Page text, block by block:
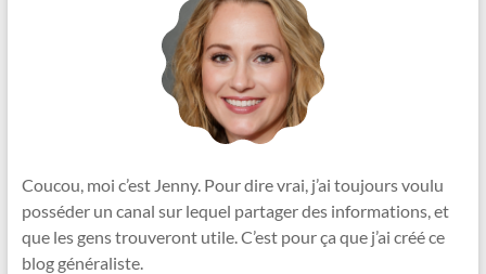
Coucou, moi c’est Jenny. Pour dire vrai, j’ai toujours voulu
posséder un canal sur lequel partager des informations, et
que les gens trouveront utile. C’est pour ça que j’ai créé ce
blog généraliste.